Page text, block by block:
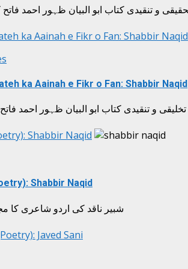
و تنقیدی کتاب ابو البیان ظہور احمد
ka Aainah e Fikr o Fan: Shabbir Naqid
ka Aainah e Fikr o Fan: Shabbir Naqid
و تنقیدی کتاب ابو البیان ظہور احمد
Shabbir Naqid
Shabbir Naqid
شبیر ناقد کی اردو شاعری کا
Javed Sani